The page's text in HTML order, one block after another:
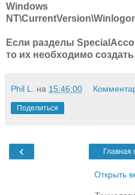
Windows
Если разделы
то их необходимо
Phil L. на 15:46:00
Поделиться
‹ Главная
Открыть